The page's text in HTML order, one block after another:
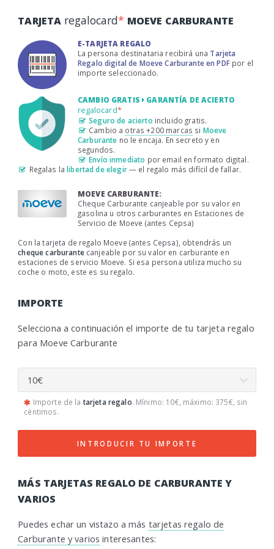
TARJETA regalocard* MOEVE CARBURANTE
E-TARJETA REGALO
La persona destinataria recibirá una Tarjeta
Regalo digital de Moeve Carburante en PDFpor el
importe seleccionado.
CAMBIO GRATIS GARANTÍA DE ACIERTO
regalocard*
Seguro de acierto incluido gratis.
Cambio a otras +200 marcas si Moeve
Carburante no le encaja. En secreto y en
segundos.
Envío inmediato por email en formato digital.
Regalas lalibertad de elegir— el regalo más difícil de fallar.
MOEVE CARBURANTE:
Cheque Carburante canjeable por su valor en
gasolina u otros carburantes en Estaciones de
Servicio de Moeve (antes Cepsa)
Con la tarjeta de regalo Moeve (antes Cepsa), obtendrás un
cheque carburantecanjeable por su valor en carburante en
estaciones de servicio Moeve. Si esa persona utiliza mucho su
coche o moto, este es su regalo.
IMPORTE
Selecciona a continuación el importe de tu tarjeta regalo
para Moeve Carburante
Importe de la tarjeta regalo. Mínimo: 10€, máximo: 375€, sin
céntimos.
INTRODUCIR TU IMPORTE
MÁS TARJETAS REGALO DE CARBURANTE Y
VARIOS
Puedes echar un vistazo a más tarjetas regalo de
Carburante y varios interesantes: